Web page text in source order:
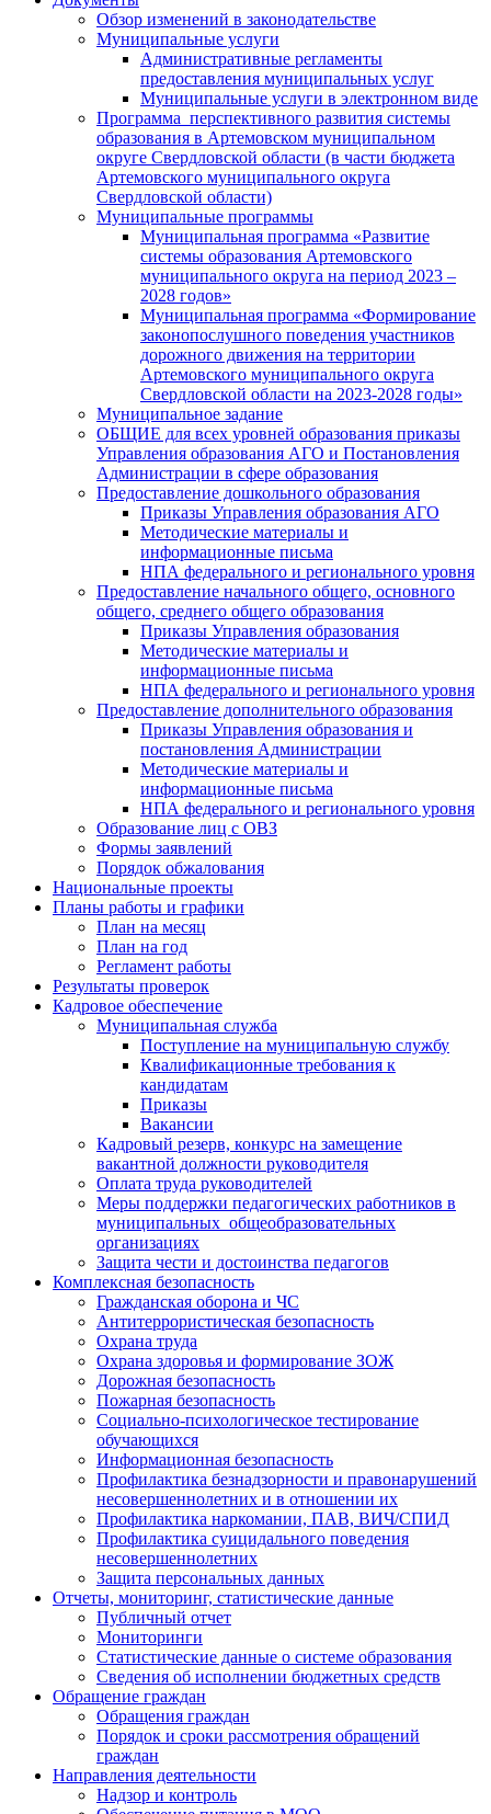
Обзор изменений в законодательстве
Муниципальные услуги
Административные регламенты
предоставления муниципальных услуг
Муниципальные услуги в электронном виде
Программа перспективного развития системы
образования в Артемовском муниципальном
округе Свердловской области (в части бюджета
Артемовского муниципального округа
Свердловской области)
Муниципальные программы
Муниципальная программа «Развитие
системы образования Артемовского
муниципального округа на период 2023 –
2028 годов»
Муниципальная программа «Формирование
законопослушного поведения участников
дорожного движения на территории
Артемовского муниципального округа
Свердловской области на 2023-2028 годы»
Муниципальное задание
ОБЩИЕ для всех уровней образования приказы
Управления образования АГО и Постановления
Администрации в сфере образования
Предоставление дошкольного образования
Приказы Управления образования АГО
Методические материалы и
информационные письма
НПА федерального и регионального уровня
Предоставление начального общего, основного
общего, среднего общего образования
Приказы Управления образования
Методические материалы и
информационные письма
НПА федерального и регионального уровня
Предоставление дополнительного образования
Приказы Управления образования и
постановления Администрации
Методические материалы и
информационные письма
НПА федерального и регионального уровня
Образование лиц с ОВЗ
Формы заявлений
Порядок обжалования
Национальные проекты
Планы работы и графики
План на месяц
План на год
Регламент работы
Результаты проверок
Кадровое обеспечение
Муниципальная служба
Поступление на муниципальную службу
Квалификационные требования к
кандидатам
Приказы
Вакансии
Кадровый резерв, конкурс на замещение
вакантной должности руководителя
Оплата труда руководителей
Меры поддержки педагогических работников в
муниципальных общеобразовательных
организациях
Защита чести и достоинства педагогов
Комплексная безопасность
Гражданская оборона и ЧС
Антитеррористическая безопасность
Охрана труда
Охрана здоровья и формирование ЗОЖ
Дорожная безопасность
Пожарная безопасность
Социально-психологическое тестирование
обучающихся
Информационная безопасность
Профилактика безнадзорности и правонарушений
несовершеннолетних и в отношении их
Профилактика наркомании, ПАВ, ВИЧ/СПИД
Профилактика суицидального поведения
несовершеннолетних
Защита персональных данных
Отчеты, мониторинг, статистические данные
Публичный отчет
Мониторинги
Статистические данные о системе образования
Сведения об исполнении бюджетных средств
Обращение граждан
Обращения граждан
Порядок и сроки рассмотрения обращений
граждан
Направления деятельности
Надзор и контроль